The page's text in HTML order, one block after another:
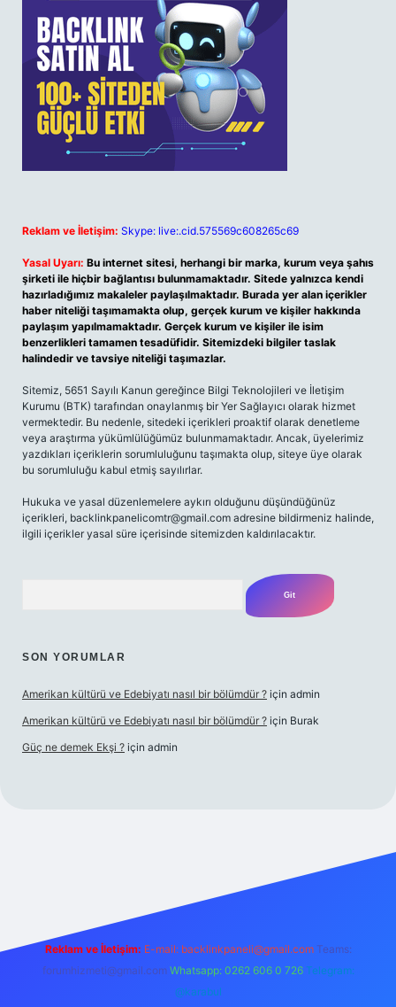
Reklam ve İletişim: Skype: live:.cid.575569c608265c69
Yasal Uyarı: Bu internet sitesi, herhangi bir marka, kurum veya şahıs
şirketi ile hiçbir bağlantısı bulunmamaktadır. Sitede yalnızca kendi
hazırladığımız makaleler paylaşılmaktadır. Burada yer alan içerikler
haber niteliği taşımamakta olup, gerçek kurum ve kişiler hakkında
paylaşım yapılmamaktadır. Gerçek kurum ve kişiler ile isim
benzerlikleri tamamen tesadüfidir. Sitemizdeki bilgiler taslak
halindedir ve tavsiye niteliği taşımazlar.
Sitemiz, 5651 Sayılı Kanun gereğince Bilgi Teknolojileri ve İletişim
Kurumu (BTK) tarafından onaylanmış bir Yer Sağlayıcı olarak hizmet
vermektedir. Bu nedenle, sitedeki içerikleri proaktif olarak denetleme
veya araştırma yükümlülüğümüz bulunmamaktadır. Ancak, üyelerimiz
yazdıkları içeriklerin sorumluluğunu taşımakta olup, siteye üye olarak
bu sorumluluğu kabul etmiş sayılırlar.
Hukuka ve yasal düzenlemelere aykırı olduğunu düşündüğünüz
içerikleri, backlinkpanelicomtr@gmail.com adresine bildirmeniz halinde,
ilgili içerikler yasal süre içerisinde sitemizden kaldırılacaktır.
SON YORUMLAR
Amerikan kültürü ve Edebiyatı nasıl bir bölümdür ? için admin
Amerikan kültürü ve Edebiyatı nasıl bir bölümdür ? için Burak
Güç ne demek Ekşi ? için admin
Reklam ve İletişim: E-mail: backlinkpaneli@gmail.com Teams:
forumhizmeti@gmail.com Whatsapp: 0262 606 0 726 Telegram:
@karabul